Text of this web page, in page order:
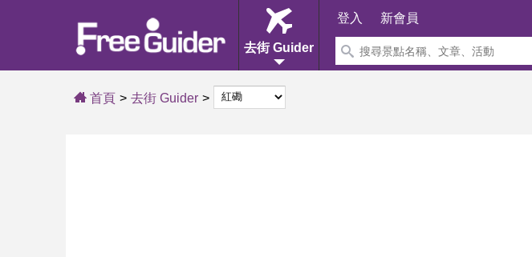
去街 Guider
登入 新會員
首頁 去街 Guider